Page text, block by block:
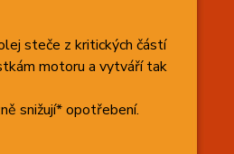
steče z kritických částí
motoru a vytváří tak
snižují* opotřebení.